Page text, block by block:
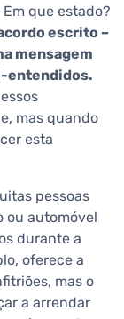
que estado?
escrito –
mensagem
entendidos.
mas quando
esta
pessoas
ou automóvel
durante a
oferece a
mas o
a arrendar